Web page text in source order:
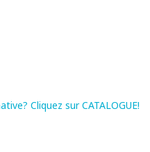
Cliquez sur CATALOGUE!